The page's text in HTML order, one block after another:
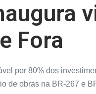
Fora
por 80% dos
de obras na BR-267 e